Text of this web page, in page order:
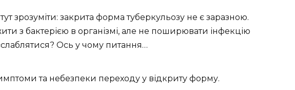
зрозуміти: закрита форма туберкульозу не є заразною.
з бактерією в організмі, але не поширювати інфекцію
Ось у чому питання…
та небезпеки переходу у відкриту форму.